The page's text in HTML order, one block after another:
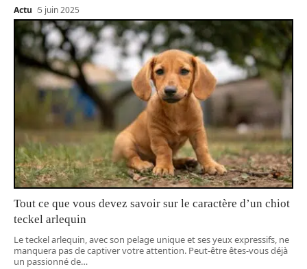
Actu 5 juin 2025
Tout ce que vous devez savoir sur le caractère d’un chiot
teckel arlequin
Le teckel arlequin, avec son pelage unique et ses yeux expressifs, ne
manquera pas de captiver votre attention. Peut-être êtes-vous déjà
un passionné de…